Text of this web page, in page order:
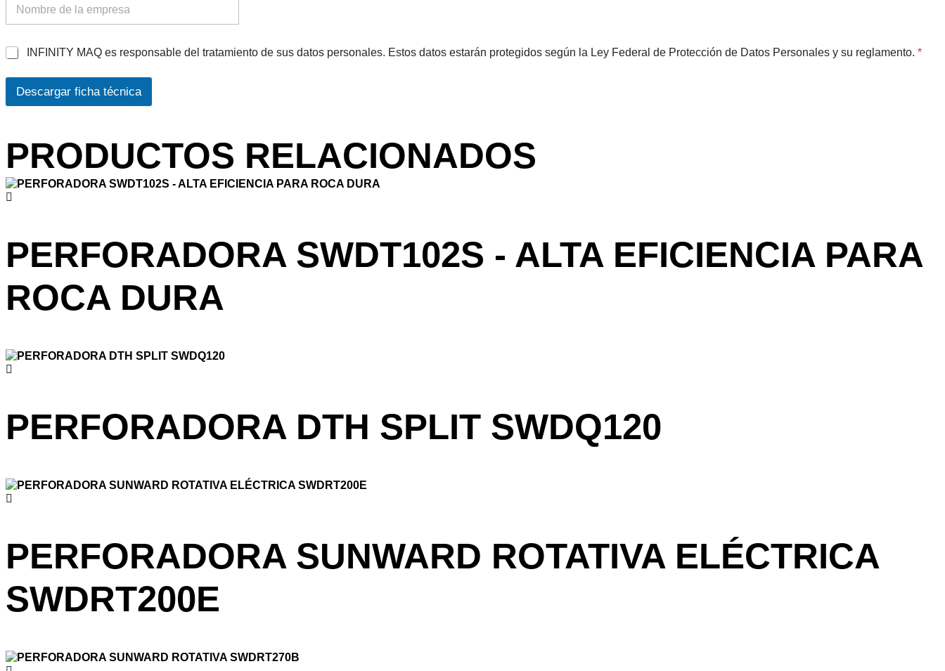
e
c
n
o
C
A
u
r
R
G
P
D
*
INFINITY MAQ es responsable del tratamiento de sus datos personales. Estos datos estarán protegidos según la Ley Federal de Protección de Datos Personales y su reglamento. *
Descargar ficha técnica
PRODUCTOS RELACIONADOS
PERFORADORA SWDT102S - ALTA EFICIENCIA PARA
ROCA DURA
PERFORADORA DTH SPLIT SWDQ120
PERFORADORA SUNWARD ROTATIVA ELÉCTRICA
SWDRT200E